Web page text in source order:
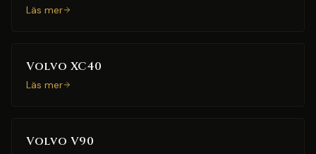
Läs mer
Volvo XC40
Läs mer
Volvo V90